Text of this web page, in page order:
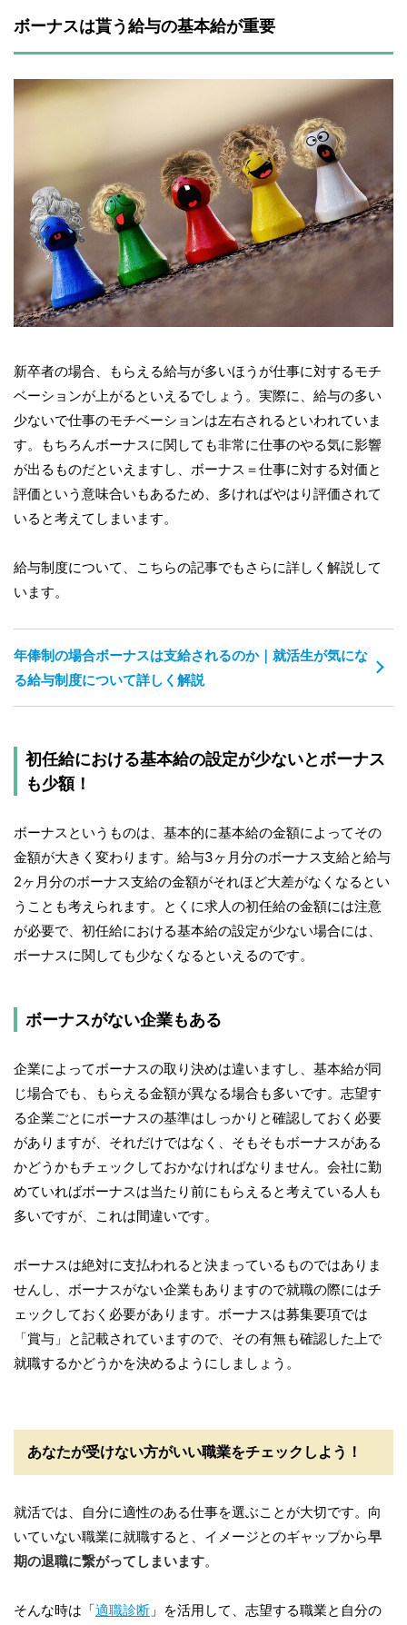
ボーナスは貰う給与の基本給が重要
新卒者の場合、もらえる給与が多いほうが仕事に対するモチ
ベーションが上がるといえるでしょう。実際に、給与の多い
少ないで仕事のモチベーションは左右されるといわれていま
す。もちろんボーナスに関しても非常に仕事のやる気に影響
が出るものだといえますし、ボーナス＝仕事に対する対価と
評価という意味合いもあるため、多ければやはり評価されて
いると考えてしまいます。
給与制度について、こちらの記事でもさらに詳しく解説して
います。
年俸制の場合ボーナスは支給されるのか｜就活生が気にな
る給与制度について詳しく解説
初任給における基本給の設定が少ないとボーナス
も少額！
ボーナスというものは、基本的に基本給の金額によってその
金額が大きく変わります。給与3ヶ月分のボーナス支給と給与
2ヶ月分のボーナス支給の金額がそれほど大差がなくなるとい
うことも考えられます。とくに求人の初任給の金額には注意
が必要で、初任給における基本給の設定が少ない場合には、
ボーナスに関しても少なくなるといえるのです。
ボーナスがない企業もある
企業によってボーナスの取り決めは違いますし、基本給が同
じ場合でも、もらえる金額が異なる場合も多いです。志望す
る企業ごとにボーナスの基準はしっかりと確認しておく必要
がありますが、それだけではなく、そもそもボーナスがある
かどうかもチェックしておかなければなりません。会社に勤
めていればボーナスは当たり前にもらえると考えている人も
多いですが、これは間違いです。
ボーナスは絶対に支払われると決まっているものではありま
せんし、ボーナスがない企業もありますので就職の際にはチ
ェックしておく必要があります。ボーナスは募集要項では
「賞与」と記載されていますので、その有無も確認した上で
就職するかどうかを決めるようにしましょう。
あなたが受けない方がいい職業をチェックしよう！
就活では、自分に適性のある仕事を選ぶことが大切です。向
いていない職業に就職すると、イメージとのギャップから早
期の退職に繋がってしまいます。
そんな時は「適職診断 」を活用して、志望する職業と自分の